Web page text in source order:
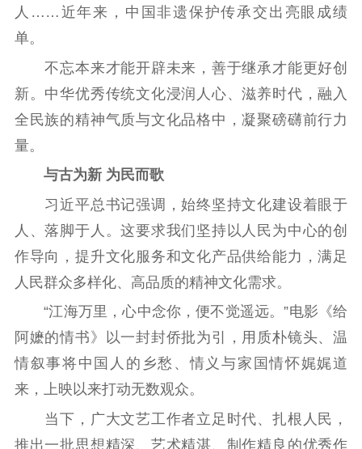
电影
理论宣讲
政工继续教育学
责任编辑注册
业务申报系统
人……近年来，中国非遗保护传承交出亮眼成绩
单。
不忘本来才能开辟未来，善于继承才能更好创
新。中华优秀传统文化浸润人心、滋养时代，融入
全民族的精神气质与文化品格中，凝聚磅礴前行力
量。
与古为新 为民而歌
习近平总书记强调，始终坚持文化建设着眼于
人、落脚于人。这要求我们坚持以人民为中心的创
作导向，提升文化服务和文化产品供给能力，满足
人民群众多样化、高品质的精神文化需求。
“江海万里，心中念你，便不觉遥远。”电影《给
阿嬷的情书》以一封封侨批为引，用质朴镜头、温
情叙事将中国人的乡愁、情义与家国情怀娓娓道
来，上映以来打动无数观众。
当下，广大文艺工作者立足时代、扎根人民，
推出一批思想精深、艺术精湛、制作精良的优秀作